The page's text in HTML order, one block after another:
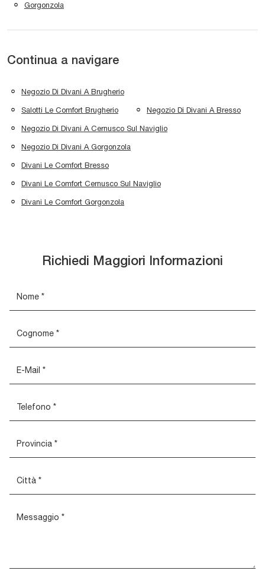
Gorgonzola
Continua a navigare
Negozio Di Divani A Brugherio
Salotti Le Comfort Brugherio Negozio Di Divani A Bresso
Negozio Di Divani A Cernusco Sul Naviglio
Negozio Di Divani A Gorgonzola
Divani Le Comfort Bresso
Divani Le Comfort Cernusco Sul Naviglio
Divani Le Comfort Gorgonzola
Richiedi Maggiori Informazioni